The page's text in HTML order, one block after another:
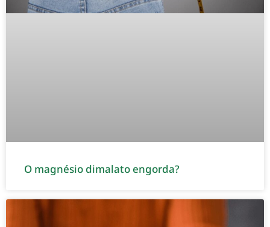
O magnésio dimalato engorda?